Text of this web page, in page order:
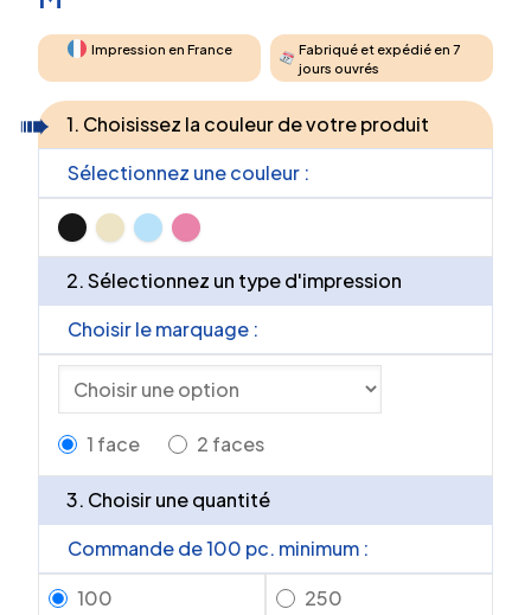
Impression en France
Fabriqué et expédié en 7
jours ouvrés
1. Choisissez la couleur de votre produit
Sélectionnez une couleur :
2. Sélectionnez un type d'impression
Choisir le marquage :
1 face 2 faces
3. Choisir une quantité
Commande de 100 pc. minimum :
100
250